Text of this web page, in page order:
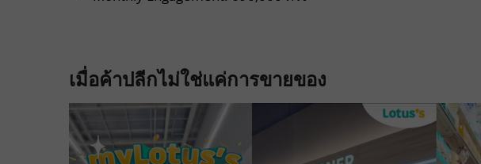
เมื่อค้าปลีกไม่ใช่แค่การขายของ